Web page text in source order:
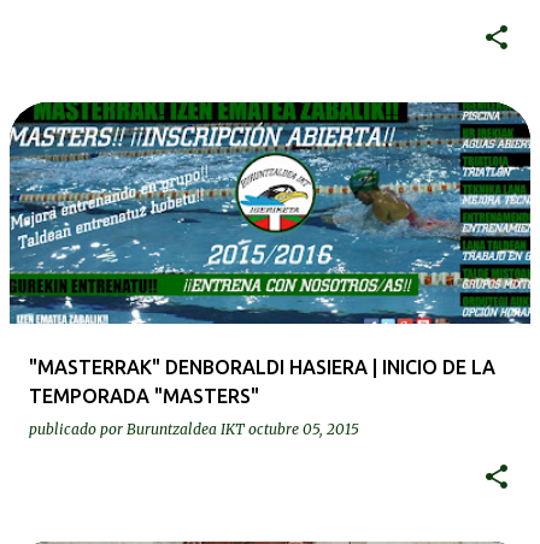
"MASTERRAK" DENBORALDI HASIERA | INICIO DE LA
TEMPORADA "MASTERS"
publicado por Buruntzaldea IKT octubre 05, 2015